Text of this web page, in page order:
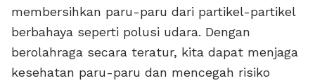
membersihkan paru-paru dari partikel-partikel
berbahaya seperti polusi udara. Dengan
berolahraga secara teratur, kita dapat menjaga
kesehatan paru-paru dan mencegah risiko